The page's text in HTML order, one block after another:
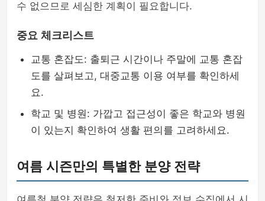
수 없으므로 세심한 계획이 필요합니다.
중요 체크리스트
교통 혼잡도: 출퇴근 시간이나 주말에 교통 혼잡
도를 살펴보고, 대중교통 이용 여부를 확인하세
요.
학교 및 병원: 가깝고 접근성이 좋은 학교와 병원
이 있는지 확인하여 생활 편의를 고려하세요.
여름 시즌만의 특별한 분양 전략